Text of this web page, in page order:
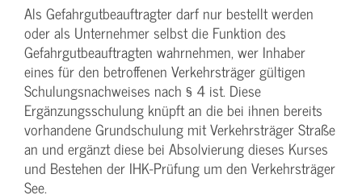
Als Gefahrgutbeauftragter darf nur bestellt werden
oder als Unternehmer selbst die Funktion des
Gefahrgutbeauftragten wahrnehmen, wer Inhaber
eines für den betroffenen Verkehrsträger gültigen
Schulungsnachweises nach § 4 ist. Diese
Ergänzungsschulung knüpft an die bei ihnen bereits
vorhandene Grundschulung mit Verkehrsträger Straße
an und ergänzt diese bei Absolvierung dieses Kurses
und Bestehen der IHK-Prüfung um den Verkehrsträger
See.